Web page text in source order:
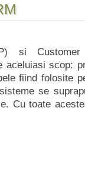
si Customer
aceluiasi scop:
fiind folosite
se
Cu toate